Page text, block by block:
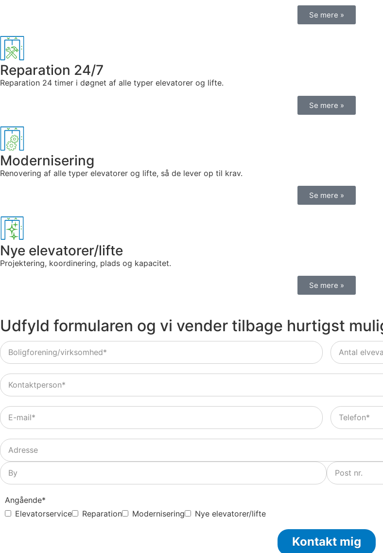
Se mere »
Reparation 24/7
Reparation 24 timer i døgnet af alle typer elevatorer og lifte.
Se mere »
Modernisering
Renovering af alle typer elevatorer og lifte, så de lever op til krav.
Se mere »
Nye elevatorer/lifte
Projektering, koordinering, plads og kapacitet.
Se mere »
Udfyld formularen og vi vender tilbage hurtigst
Boligforening/
virksomhed*
Antal
elvevatorer/
Kontaktperson*
E-
mail*
Telefon*
Adresse
Angående*
Elevatorservice
Reparation Modernisering Nye elevatorer/lifte
Kontakt mig